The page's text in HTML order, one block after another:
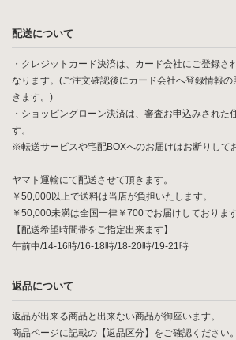
配送について
・クレジットカード決済は、カード会社にご登録さ
なります。(ご注文確認後にカード会社へ登録情報
きます。)
・ショッピングローン決済は、審査お申込みされた
す。
※転送サービスや宅配BOXへのお届けはお断りして
ヤマト運輸にて配送させて頂きます。
￥50,000以上で送料は当店が負担いたします。
￥50,000未満は全国一律￥700でお届けしております
【配送希望時間帯をご指定出来ます】
午前中/14-16時/16-18時/18-20時/19-21時
返品について
返品が出来る商品と出来ない商品が御座います。
商品ページに記載の【返品区分】をご確認ください。